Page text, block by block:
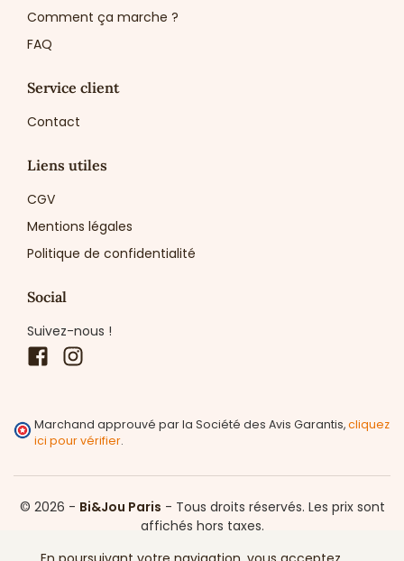
Comment ça marche ?
FAQ
Service client
Contact
Liens utiles
CGV
Mentions légales
Politique de confidentialité
Social
Suivez-nous !
Facebook
Marchand approuvé par la Société des Avis Garantis,cliquez
ici pour vérifier.
© 2026 - Bi&Jou Paris - Tous droits réservés. Les prix sont
affichés hors taxes.